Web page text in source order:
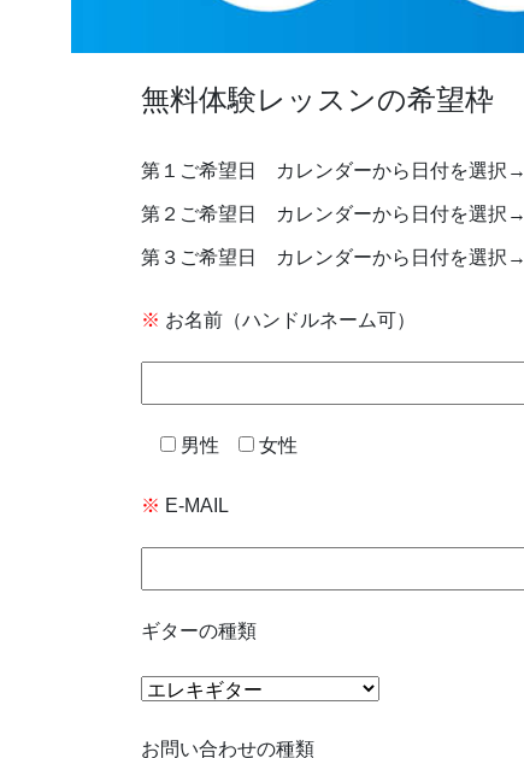
無料体験レッスンの希望枠
第１ご希望日 カレンダーから日付を選択→
第２ご希望日 カレンダーから日付を選択→
第３ご希望日 カレンダーから日付を選択→
※ お名前（ハンドルネーム可）
男性 女性
※ E-MAIL
ギターの種類
お問い合わせの種類